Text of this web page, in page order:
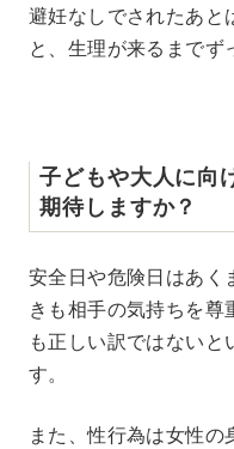
避妊なしでされたあと
と、生理が来るまでず
子どもや大人に向
期待しますか？
安全日や危険日はあく
きも相手の気持ちを尊
も正しい訳ではない
す。
また、性行為は女性